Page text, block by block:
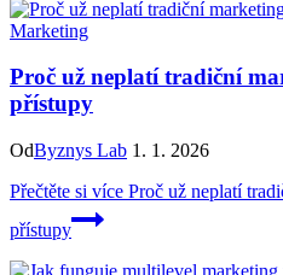
Marketing
Proč už neplatí tradiční
přístupy
OdByznys Lab 1. 1. 2026
Přečtěte si více Proč už neplatí
přístupy